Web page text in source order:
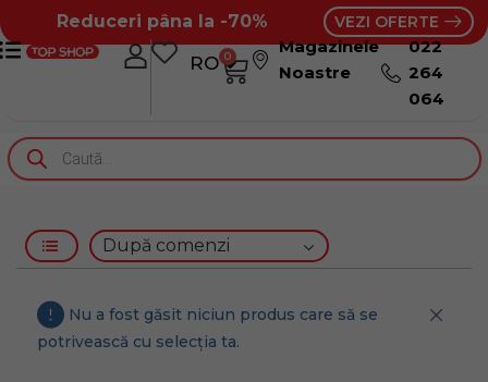
Reduceri pâna la -70% VEZI OFERTE
RO
RU
0
Magazinele
Noastre
022
264
064
Nu a fost găsit niciun produs care să se
potrivească cu selecția ta.